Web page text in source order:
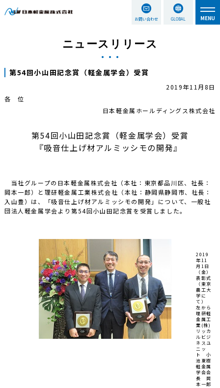
お問い合わせ GLOBAL
ニュースリリース
第54回小山田記念賞（軽金属学会）受賞
2019年11月8日
各 位
日本軽金属ホールディングス株式会社
第54回小山田記念賞（軽金属学会）受賞
『吸音仕上げ材アルミッシモの開発』
当社グループの日本軽金属株式会社（本社：東京都品川区、社長：
岡本一郎）と理研軽金属工業株式会社（本社：静岡県静岡市、社長：
入山豊）は、「吸音仕上げ材アルミッシモの開発」について、一般社
団法人軽金属学会より第54回小山田記念賞を受賞しました。
2019
年11
月1日
（金）
表彰式
（東京
農工大
学に
て）
左から
理研軽
金属工
業(株)
リッカ
ルビジ
ネスユ
ニッ
ト 小
池夏樹
軽金属
学会会
長 岡
本一郎